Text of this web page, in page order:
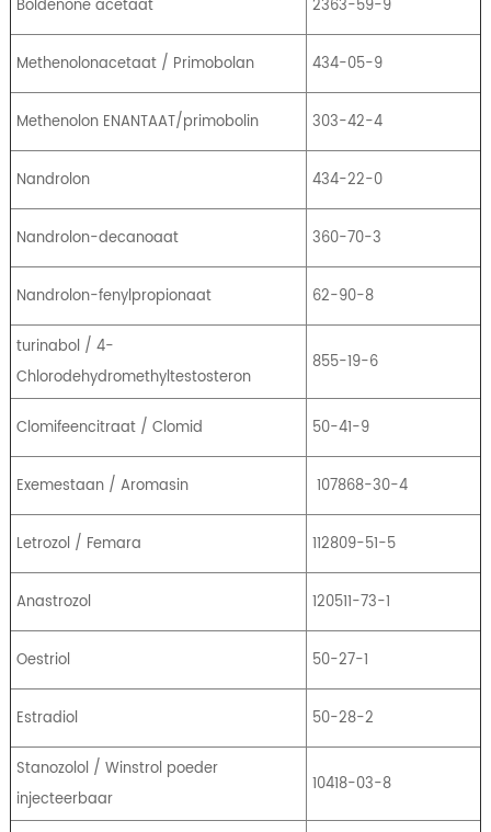
Boldenone acetaat 2363-59-9
Methenolonacetaat / Primobolan 434-05-9
Methenolon ENANTAAT/primobolin 303-42-4
Nandrolon 434-22-0
Nandrolon-decanoaat 360-70-3
Nandrolon-fenylpropionaat 62-90-8
turinabol / 4-
Chlorodehydromethyltestosteron
855-19-6
Clomifeencitraat / Clomid 50-41-9
Exemestaan ​​/ Aromasin 107868-30-4
Letrozol / Femara 112809-51-5
Anastrozol 120511-73-1
Oestriol 50-27-1
Estradiol 50-28-2
Stanozolol / Winstrol poeder
injecteerbaar
10418-03-8